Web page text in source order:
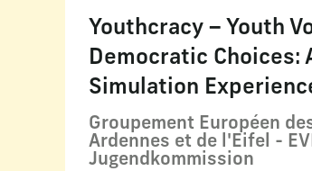
Youthcracy – Youth
Democratic Choices:
Simulation
Groupement Européen
Ardennes et de l'Eifel -
Jugendkommission